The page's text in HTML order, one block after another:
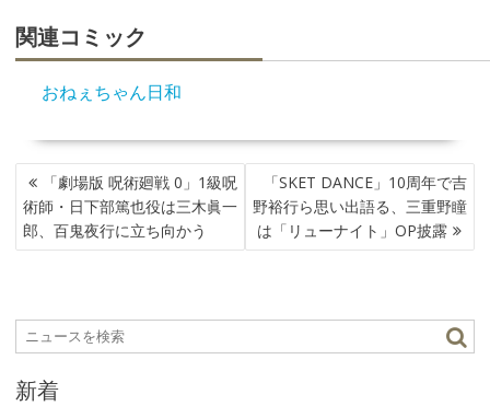
関連コミック
おねぇちゃん日和
投
稿
ナ
ビ
シ
ョ
「劇場版 呪術廻戦 0」1級呪
術師・日下部篤也役は三木眞一
郎、百鬼夜行に立ち向かう
「SKET DANCE」10周年で吉
野裕行ら思い出語る、三重野瞳
は「リューナイト」OP披露
新着